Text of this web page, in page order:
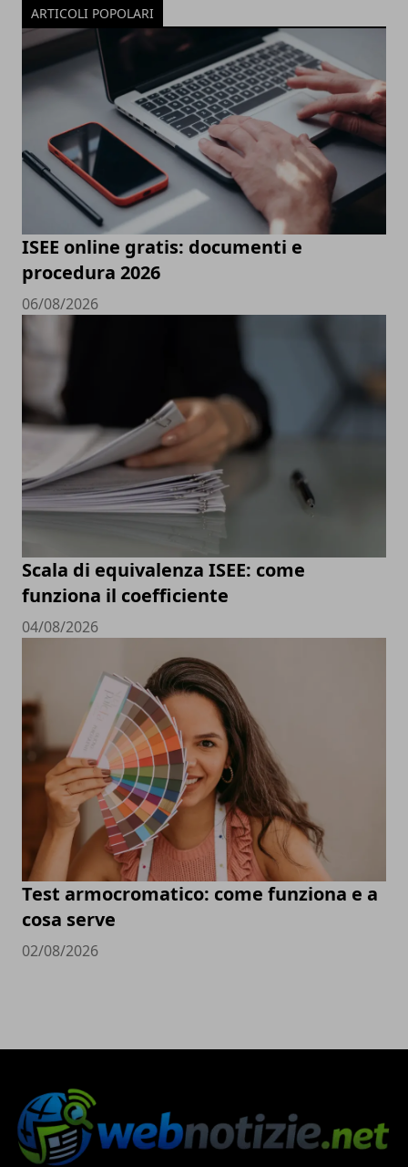
ARTICOLI POPOLARI
ISEE online gratis: documenti e
procedura 2026
06/08/2026
Scala di equivalenza ISEE: come
funziona il coefficiente
04/08/2026
Test armocromatico: come funziona e a
cosa serve
02/08/2026